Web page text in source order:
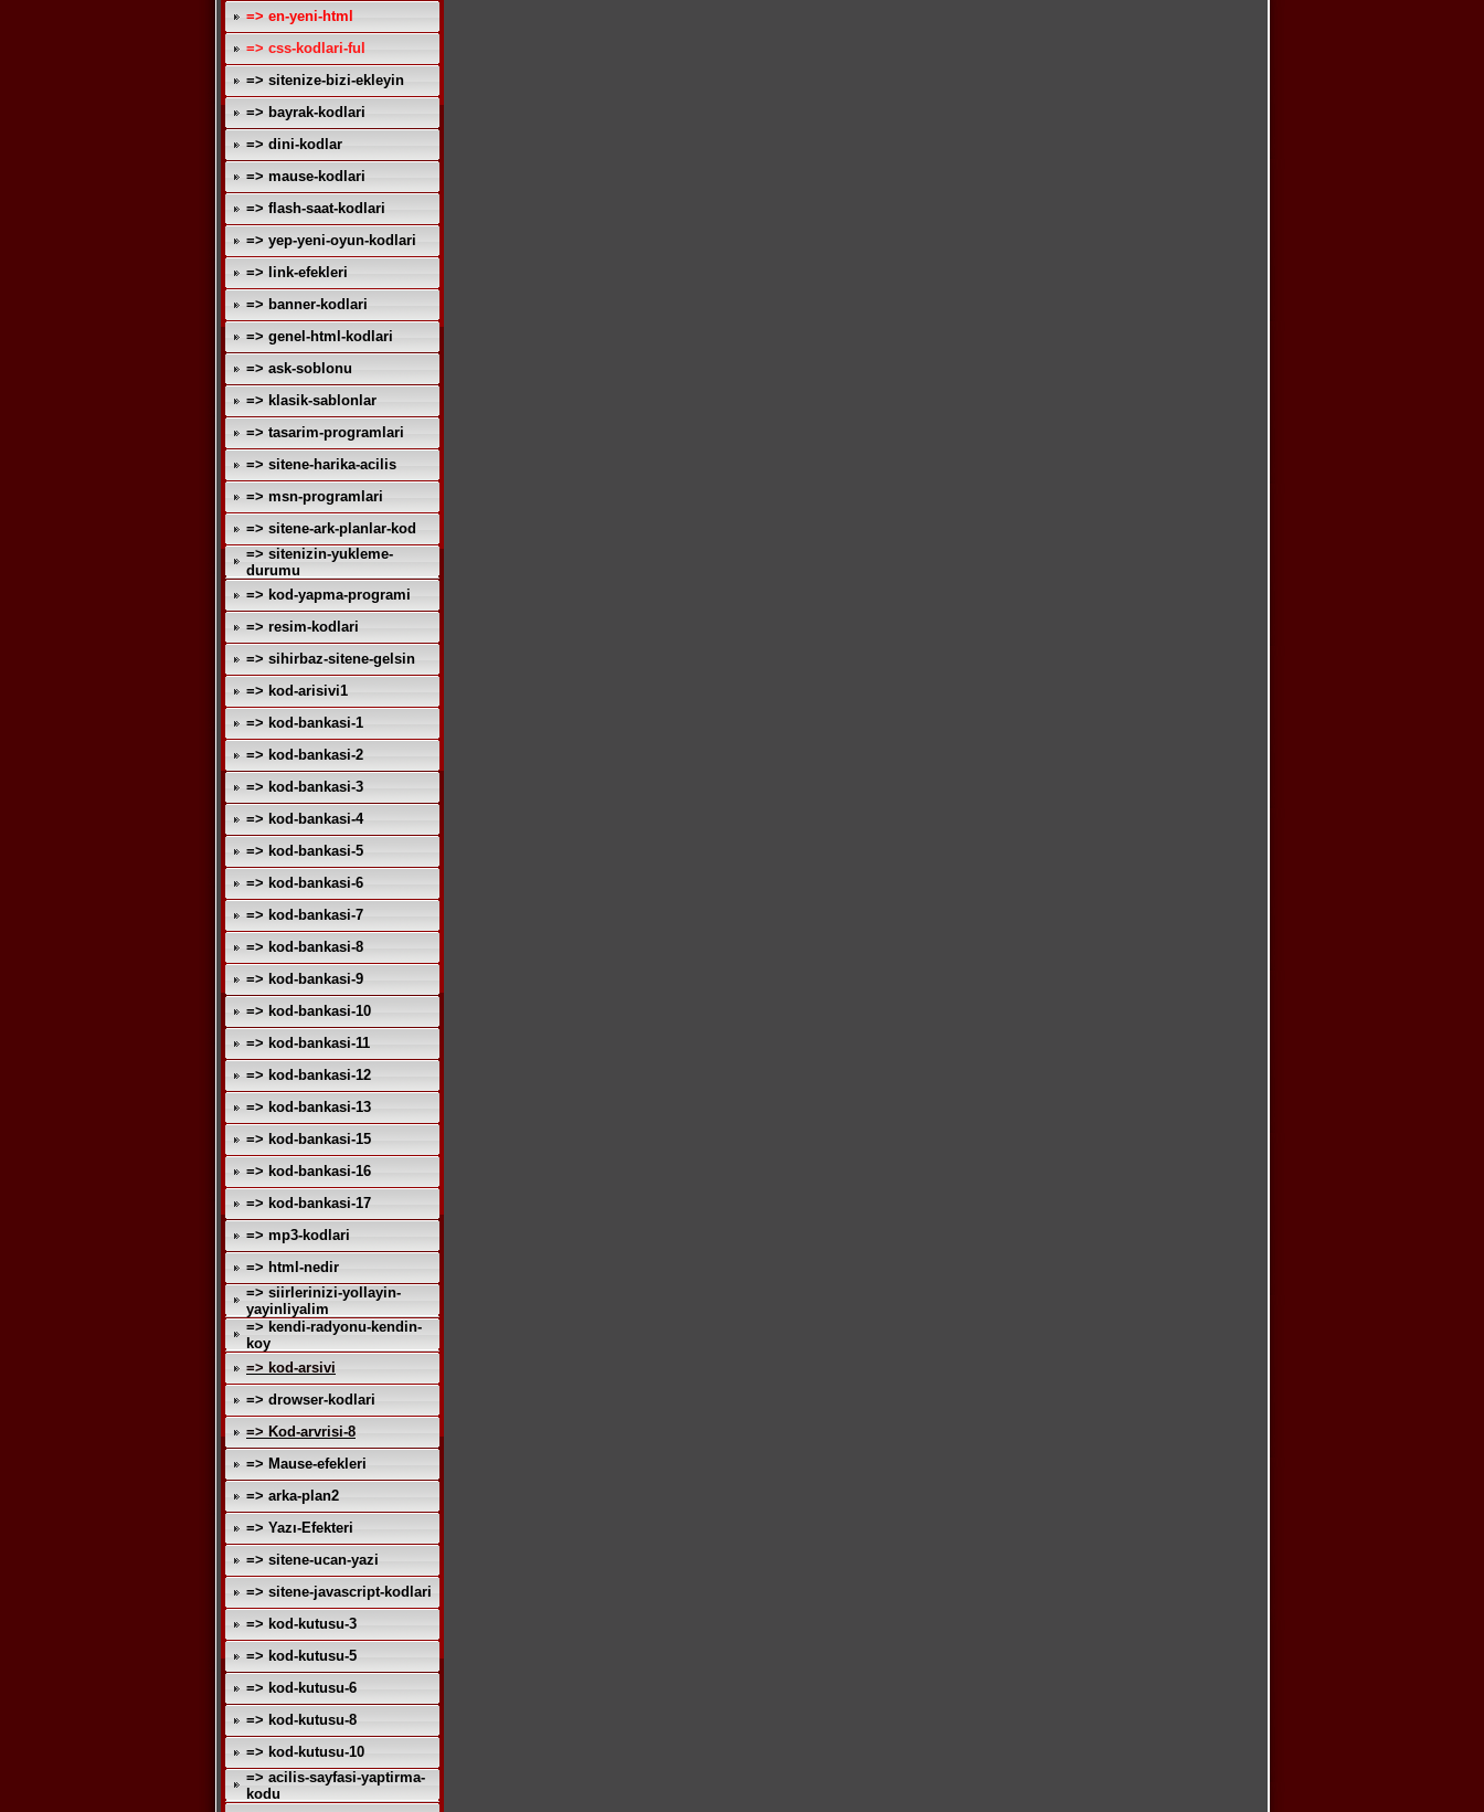
=> en-yeni-html
=> css-kodlari-ful
=> sitenize-bizi-ekleyin
=> bayrak-kodlari
=> dini-kodlar
=> mause-kodlari
=> flash-saat-kodlari
=> yep-yeni-oyun-kodlari
=> link-efekleri
=> banner-kodlari
=> genel-html-kodlari
=> ask-soblonu
=> klasik-sablonlar
=> tasarim-programlari
=> sitene-harika-acilis
=> msn-programlari
=> sitene-ark-planlar-kod
=> sitenizin-yukleme-
durumu
=> kod-yapma-programi
=> resim-kodlari
=> sihirbaz-sitene-gelsin
=> kod-arisivi1
=> kod-bankasi-1
=> kod-bankasi-2
=> kod-bankasi-3
=> kod-bankasi-4
=> kod-bankasi-5
=> kod-bankasi-6
=> kod-bankasi-7
=> kod-bankasi-8
=> kod-bankasi-9
=> kod-bankasi-10
=> kod-bankasi-11
=> kod-bankasi-12
=> kod-bankasi-13
=> kod-bankasi-15
=> kod-bankasi-16
=> kod-bankasi-17
=> mp3-kodlari
=> html-nedir
=> siirlerinizi-yollayin-
yayinliyalim
=> kendi-radyonu-kendin-
koy
=> kod-arsivi
=> drowser-kodlari
=> Kod-arvrisi-8
=> Mause-efekleri
=> arka-plan2
=> Yazı-Efekteri
=> sitene-ucan-yazi
=> sitene-javascript-kodlari
=> kod-kutusu-3
=> kod-kutusu-5
=> kod-kutusu-6
=> kod-kutusu-8
=> kod-kutusu-10
=> acilis-sayfasi-yaptirma-
kodu